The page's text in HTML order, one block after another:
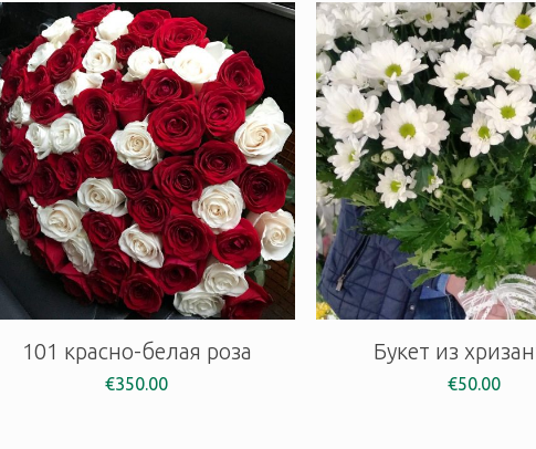
101 красно-белая роза
€350.00
Букет из
€50.00